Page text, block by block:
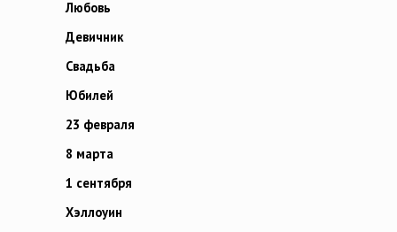
Любовь
Девичник
Свадьба
Юбилей
23 февраля
8 марта
1 сентября
Хэллоуин